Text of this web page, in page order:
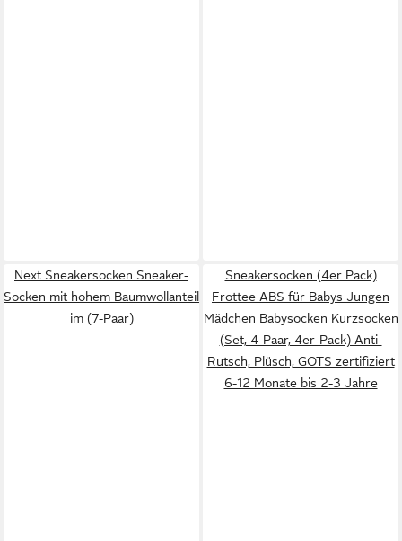
Next Sneakersocken Sneaker-
Socken mit hohem Baumwollanteil
im (7-Paar)
Sneakersocken (4er Pack)
Frottee ABS für Babys Jungen
Mädchen Babysocken Kurzsocken
(Set, 4-Paar, 4er-Pack) Anti-
Rutsch, Plüsch, GOTS zertifiziert
6-12 Monate bis 2-3 Jahre